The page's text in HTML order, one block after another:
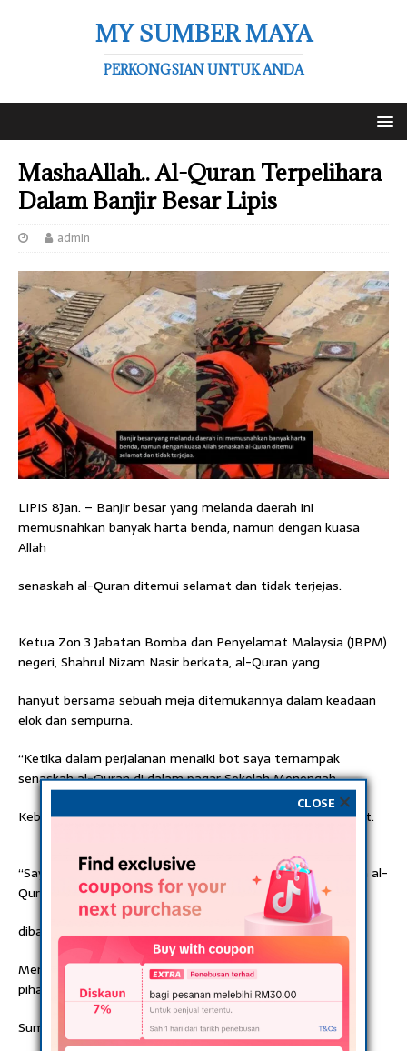
MY SUMBER MAYA
PERKONGSIAN UNTUK ANDA
MashaAllah.. Al-Quran Terpelihara
Dalam Banjir Besar Lipis
admin
LIPIS 8Jan. – Banjir besar yang melanda daerah ini
memusnahkan banyak harta benda, namun dengan kuasa
Allah
senaskah al-Quran ditemui selamat dan tidak terjejas.
Ketua Zon 3 Jabatan Bomba dan Penyelamat Malaysia (JBPM)
negeri, Shahrul Nizam Nasir berkata, al-Quran yang
hanyut bersama sebuah meja ditemukannya dalam keadaan
elok dan sempurna.
“Ketika dalam perjalanan menaiki bot saya ternampak
senaskah al-Quran di dalam pagar Sekolah Menengah
Kebangsaan Setiawangsa di atas sebuah meja yang hanyut.
“Saya bergegas mengambilnya dan ternyata Allah menjaga al-
Quran berkenaan yang masih elok dan boleh
dibaca,”katanya di sini hari ini.
Menurut Shahrul Nizam, al-Quran berkenaan disimpan oleh
pihaknya dan berada dalam keadaan baik.
Sumber: info roadblock
CLOSE